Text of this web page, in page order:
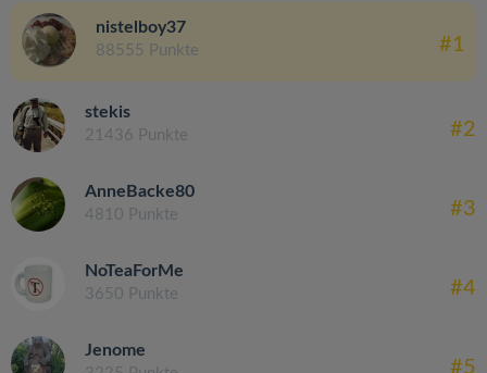
nistelboy37
88555 Punkte #1
stekis
21436 Punkte #2
AnneBacke80
4810 Punkte #3
NoTeaForMe
3650 Punkte #4
Jenome
#5